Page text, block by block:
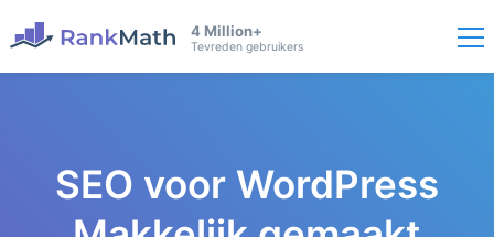
4 Million+
Tevreden gebruikers
SEO voor WordPress